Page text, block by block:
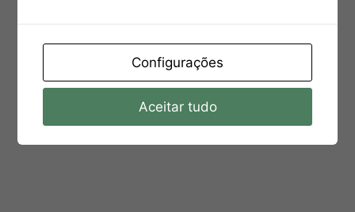
Configurações
Aceitar tudo